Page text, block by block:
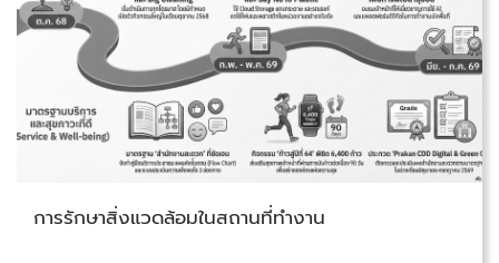
วันศุกร์ที่ 6 กุมภาพันธ์ 2569
การรักษาสิ่งแวดล้อมในสถานที่ทำงาน